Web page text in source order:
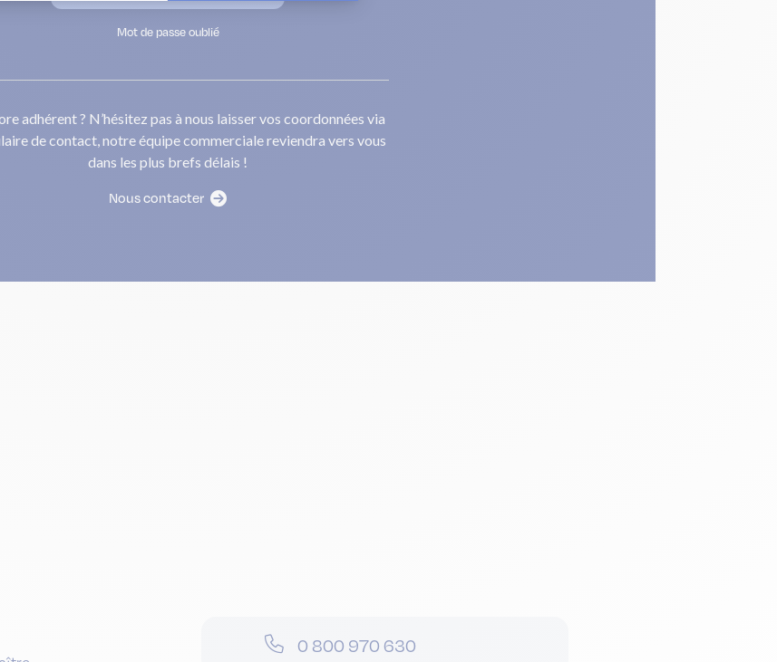
Mot de passe oublié
adhérent ? N’hésitez pas à nous laisser vos coordonnées via
de contact, notre équipe commerciale reviendra vers vous
dans les plus brefs délais !
Nous contacter
0 800 970 630